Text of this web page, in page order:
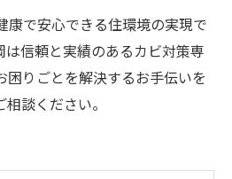
康で安心できる住環境の実現で
は信頼と実績のあるカビ対策専
困りごとを解決するお手伝いを
談ください。